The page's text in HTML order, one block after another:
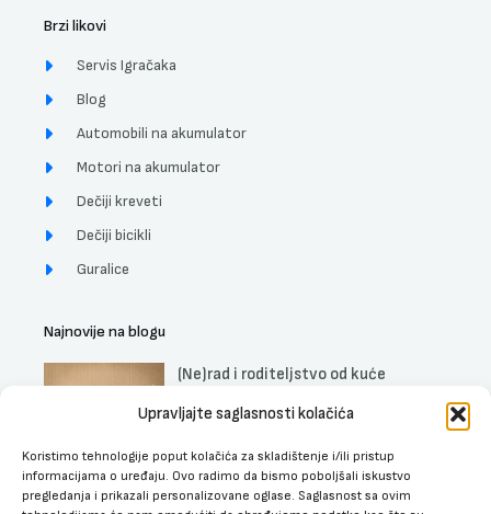
Upravljajte saglasnosti kolačića
Koristimo tehnologije poput kolačića za skladištenje i/ili pristup
informacijama o uređaju. Ovo radimo da bismo poboljšali iskustvo
pregledanja i prikazali personalizovane oglase. Saglasnost sa ovim
Brzi likovi
Servis Igračaka
Blog
Automobili na akumulator
Motori na akumulator
Dečiji kreveti
Dečiji bicikli
Guralice
Najnovije na blogu
(Ne)rad i roditeljstvo od kuće
Uticaj muzike na trudnice, fetus i
bebe
DETALJNIJE »